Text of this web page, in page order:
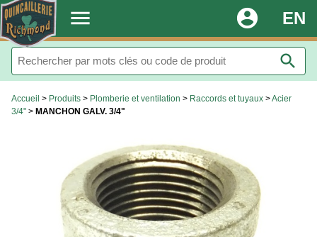
. menu EN
account_circle
search
Accueil > Produits > Plomberie et ventilation > Raccords et tuyaux >Acier
3/4" > MANCHON GALV. 3/4"